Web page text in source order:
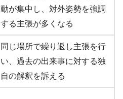
動が集中し、対外姿勢を強調
する主張が多くなる
同じ場所で繰り返し主張を行
い、過去の出来事に対する独
自の解釈を訴える